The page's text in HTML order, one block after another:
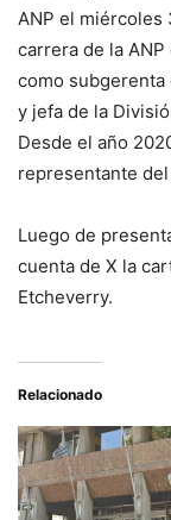
ANP el miércoles
carrera de la
como subgerenta
y jefa de la
Desde el año
representante
Luego de
cuenta de X la
Etcheverry.
Relacionado